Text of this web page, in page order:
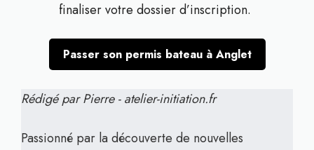
finaliser votre dossier d’inscription.
Passer son permis bateau à Anglet
Rédigé par Pierre - atelier-initiation.fr
Passionné par la découverte de nouvelles